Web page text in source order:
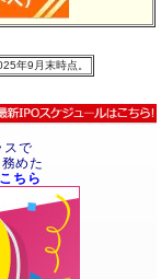
年9月末時点。
スで
めた
ちら